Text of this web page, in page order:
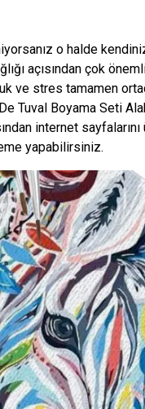
o halde
açısından çok
ve stres tamamen
De Tuval Boyama Seti
internet
yapabilirsiniz.